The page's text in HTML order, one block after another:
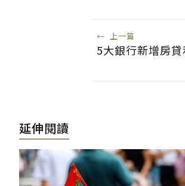
← 上一篇
5大銀行新增房
延伸閱讀